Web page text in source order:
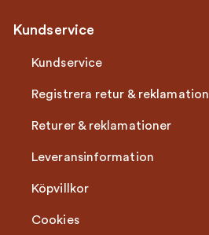
Kundservice
Kundservice
Registrera retur & reklamation
Returer & reklamationer
Leveransinformation
Köpvillkor
Cookies